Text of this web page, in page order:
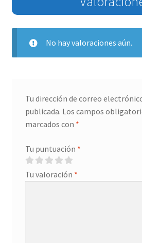
No hay valoraciones aún.
Tu dirección de correo
publicada. Los campos
marcados con *
Tu puntuación *
Tu valoración *